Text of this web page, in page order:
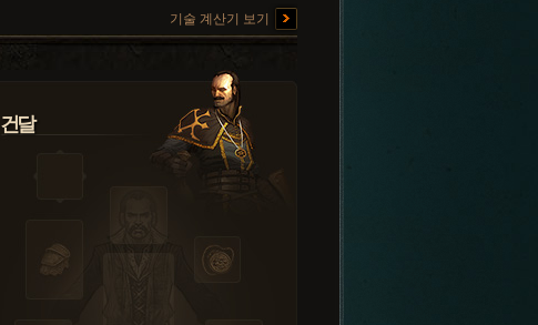
기술 계산기 보기
건달